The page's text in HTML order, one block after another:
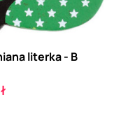
literka - B